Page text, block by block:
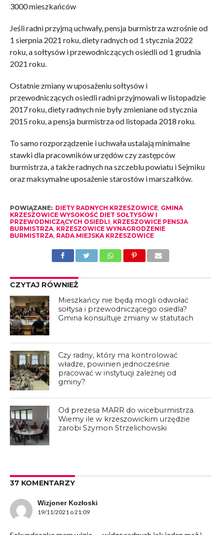
3000 mieszkańców
Jeśli radni przyjmą uchwały, pensja burmistrza wzrośnie od
1 sierpnia 2021 roku, diety radnych od 1 stycznia 2022
roku, a sołtysów i przewodniczących osiedli od 1 grudnia
2021 roku.
Ostatnie zmiany w uposażeniu sołtysów i
przewodniczących osiedli radni przyjmowali w listopadzie
2017 roku, diety radnych nie były zmieniane od stycznia
2015 roku, a pensja burmistrza od listopada 2018 roku.
To samo rozporządzenie i uchwała ustalają minimalne
stawki dla pracowników urzędów czy zastępców
burmistrza, a także radnych na szczeblu powiatu i Sejmiku
oraz maksymalne uposażenie starostów i marszałków.
POWIĄZANE: DIETY RADNYCH KRZESZOWICE, GMINA
KRZESZOWICE WYSOKOŚĆ DIET SOŁTYSÓW I
PRZEWODNICZĄCYCH OSIEDLI, KRZESZOWICE PENSJA
BURMISTRZA, KRZESZOWICE WYNAGRODZENIE
BURMISTRZA, RADA MIEJSKA KRZESZOWICE
CZYTAJ RÓWNIEŻ
Mieszkańcy nie będą mogli odwołać
sołtysa i przewodniczącego osiedla?
Gmina konsultuje zmiany w statutach
Czy radny, który ma kontrolować
władze, powinien jednocześnie
pracować w instytucji zależnej od
gminy?
Od prezesa MARR do wiceburmistrza.
Wiemy ile w krzeszowickim urzędzie
zarobi Szymon Strzelichowski
37 KOMENTARZY
Wizjoner Kozłoski
19/11/2021 o 21:09